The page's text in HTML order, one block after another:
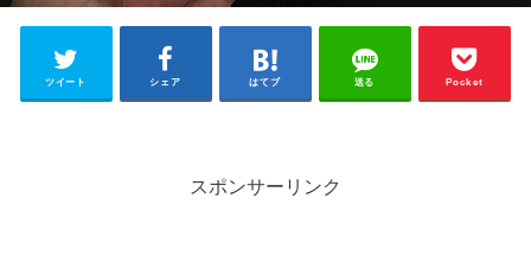
ツイート シェア はてブ 送る Pocket
スポンサーリンク